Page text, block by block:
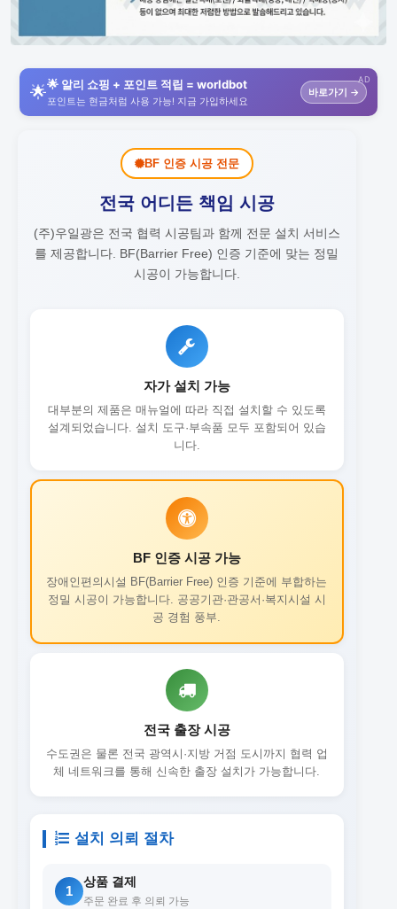
AD
🌟🌟 알리 쇼핑 + 포인트 적립 = worldbot
포인트는 현금처럼 사용 가능! 지금 가입하세요
바로가기 →
BF 인증 시공 전문
전국 어디든 책임 시공
(주)우일광은 전국 협력 시공팀과 함께 전문 설치 서비스
를 제공합니다. BF(Barrier Free) 인증 기준에 맞는 정밀
시공이 가능합니다.
자가 설치 가능
대부분의 제품은 매뉴얼에 따라 직접 설치할 수 있도록
설계되었습니다. 설치 도구·부속품 모두 포함되어 있습
니다.
BF 인증 시공 가능
장애인편의시설 BF(Barrier Free) 인증 기준에 부합하는
정밀 시공이 가능합니다. 공공기관·관공서·복지시설 시
공 경험 풍부.
전국 출장 시공
수도권은 물론 전국 광역시·지방 거점 도시까지 협력 업
체 네트워크를 통해 신속한 출장 설치가 가능합니다.
설치 의뢰 절차
1
상품 결제
주문 완료 후 의뢰 가능